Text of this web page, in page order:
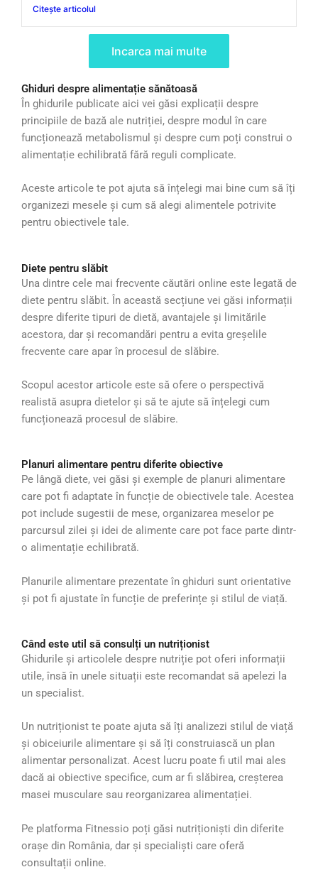
Citește articolul
Incarca mai multe
Ghiduri despre alimentație sănătoasă
În ghidurile publicate aici vei găsi explicații despre
principiile de bază ale nutriției, despre modul în care
funcționează metabolismul și despre cum poți construi o
alimentație echilibrată fără reguli complicate.
Aceste articole te pot ajuta să înțelegi mai bine cum să îți
organizezi mesele și cum să alegi alimentele potrivite
pentru obiectivele tale.
Diete pentru slăbit
Una dintre cele mai frecvente căutări online este legată de
diete pentru slăbit. În această secțiune vei găsi informații
despre diferite tipuri de dietă, avantajele și limitările
acestora, dar și recomandări pentru a evita greșelile
frecvente care apar în procesul de slăbire.
Scopul acestor articole este să ofere o perspectivă
realistă asupra dietelor și să te ajute să înțelegi cum
funcționează procesul de slăbire.
Planuri alimentare pentru diferite obiective
Pe lângă diete, vei găsi și exemple de planuri alimentare
care pot fi adaptate în funcție de obiectivele tale. Acestea
pot include sugestii de mese, organizarea meselor pe
parcursul zilei și idei de alimente care pot face parte dintr-
o alimentație echilibrată.
Planurile alimentare prezentate în ghiduri sunt orientative
și pot fi ajustate în funcție de preferințe și stilul de viață.
Când este util să consulți un nutriționist
Ghidurile și articolele despre nutriție pot oferi informații
utile, însă în unele situații este recomandat să apelezi la
un specialist.
Un nutriționist te poate ajuta să îți analizezi stilul de viață
și obiceiurile alimentare și să îți construiască un plan
alimentar personalizat. Acest lucru poate fi util mai ales
dacă ai obiective specifice, cum ar fi slăbirea, creșterea
masei musculare sau reorganizarea alimentației.
Pe platforma Fitnessio poți găsi nutriționiști din diferite
orașe din România, dar și specialiști care oferă
consultații online.